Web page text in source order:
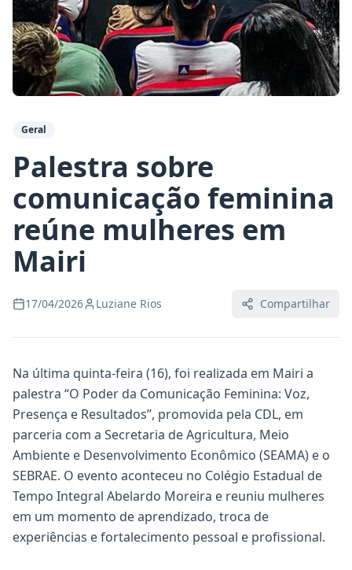
Geral
Palestra sobre
comunicação feminina
reúne mulheres em
Mairi
17/04/2026 Luziane Rios Compartilhar
Na última quinta-feira (16), foi realizada em Mairi a
palestra “O Poder da Comunicação Feminina: Voz,
Presença e Resultados”, promovida pela CDL, em
parceria com a Secretaria de Agricultura, Meio
Ambiente e Desenvolvimento Econômico (SEAMA) e o
SEBRAE. O evento aconteceu no Colégio Estadual de
Tempo Integral Abelardo Moreira e reuniu mulheres
em um momento de aprendizado, troca de
experiências e fortalecimento pessoal e profissional.